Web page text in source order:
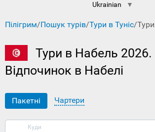
Ukrainian ▼
Пілігрим/Пошук турів/Тури в Туніс/
Тури в Набель 2026.
Відпочинок в Набелі
Пакетні Чартери
Куди